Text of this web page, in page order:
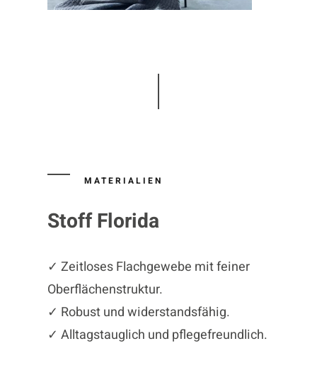
MATERIALIEN
Stoff Florida
✓ Zeitloses Flachgewebe mit feiner
Oberflächenstruktur.
✓ Robust und widerstandsfähig.
✓ Alltagstauglich und pflegefreundlich.